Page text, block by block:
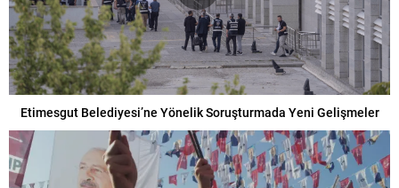
Etimesgut Belediyesi’ne Yönelik Soruşturmada Yeni Gelişmeler